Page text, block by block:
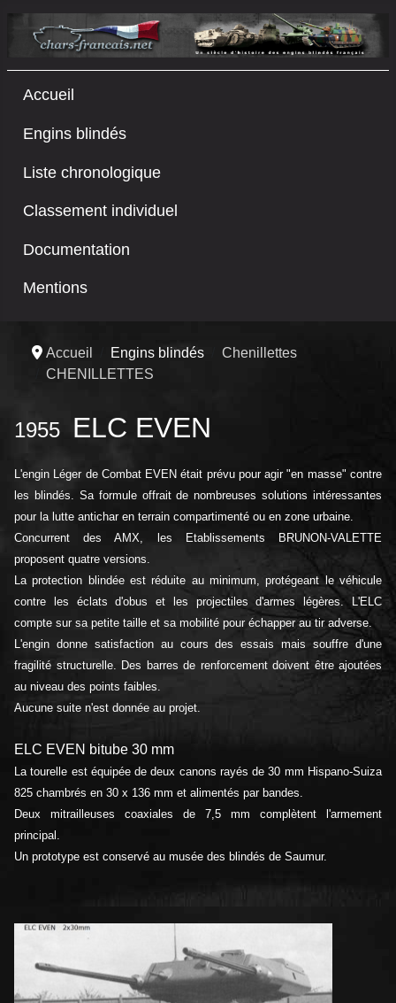
Accueil
Engins blindés
Liste chronologique
Classement individuel
Documentation
Mentions
Accueil Engins blindés
Chenillettes
CHENILLETTES
1955 ELC EVEN
L'engin Léger de Combat EVEN était prévu pour agir "en masse" contre
les blindés. Sa formule offrait de nombreuses solutions intéressantes
pour la lutte antichar en terrain compartimenté ou en zone urbaine.
Concurrent des AMX, les Etablissements BRUNON-VALETTE
proposent quatre versions.
La protection blindée est réduite au minimum, protégeant le véhicule
contre les éclats d'obus et les projectiles d'armes légères. L'ELC
compte sur sa petite taille et sa mobilité pour échapper au tir adverse.
L'engin donne satisfaction au cours des essais mais souffre d'une
fragilité structurelle. Des barres de renforcement doivent être ajoutées
au niveau des points faibles.
Aucune suite n'est donnée au projet.
ELC EVEN bitube 30 mm
La tourelle est équipée de deux canons rayés de 30 mm Hispano-Suiza
825 chambrés en 30 x 136 mm et alimentés par bandes.
Deux mitrailleuses coaxiales de 7,5 mm complètent l'armement
principal.
Un prototype est conservé au musée des blindés de Saumur.